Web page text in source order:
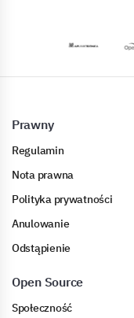
Prawny
Regulamin
Nota prawna
Polityka prywatności
Anulowanie
Odstąpienie
Open Source
Społeczność